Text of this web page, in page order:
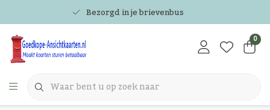
Bezorgd in je brievenbus
0